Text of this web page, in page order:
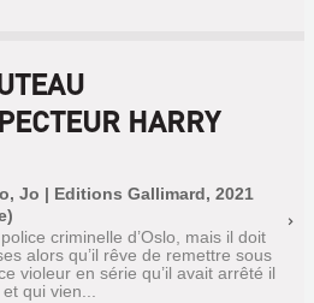
HARRY
Jo | Editions Gallimard, 2021
criminelle d’Oslo, mais il doit
alors qu’il rêve de remettre sous
violeur en série qu’il avait arrêté il
qui vien...